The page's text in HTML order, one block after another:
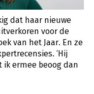
dat haar nieuwe
voor de
van het Jaar. En ze
‘Hij
ik ermee beoog dan